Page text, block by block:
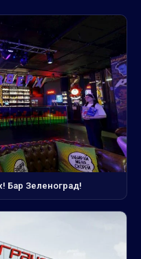
Бар Зеленоград!